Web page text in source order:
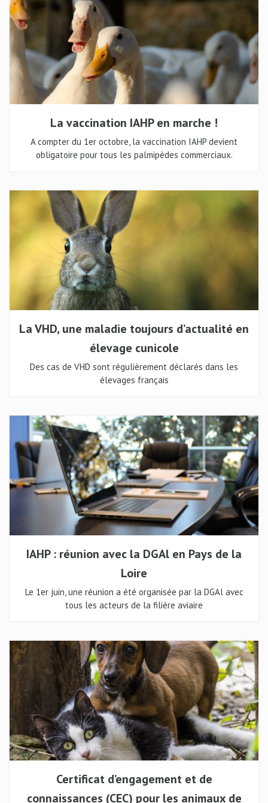
La vaccination IAHP en marche !
A compter du 1er octobre, la vaccination IAHP devient
obligatoire pour tous les palmipèdes commerciaux.
La VHD, une maladie toujours d’actualité en
élevage cunicole
Des cas de VHD sont régulièrement déclarés dans les
élevages français
IAHP : réunion avec la DGAl en Pays de la
Loire
Le 1er juin, une réunion a été organisée par la DGAl avec
tous les acteurs de la filière aviaire
Certificat d’engagement et de
connaissances (CEC) pour les animaux de